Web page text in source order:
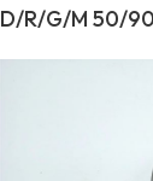
D/R/G/M 50/